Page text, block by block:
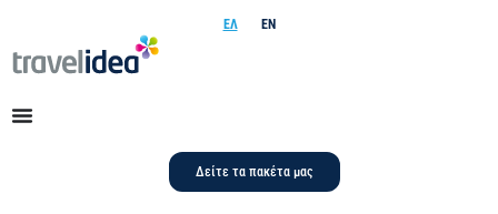
ΕΛ EN
Δείτε τα πακέτα μας